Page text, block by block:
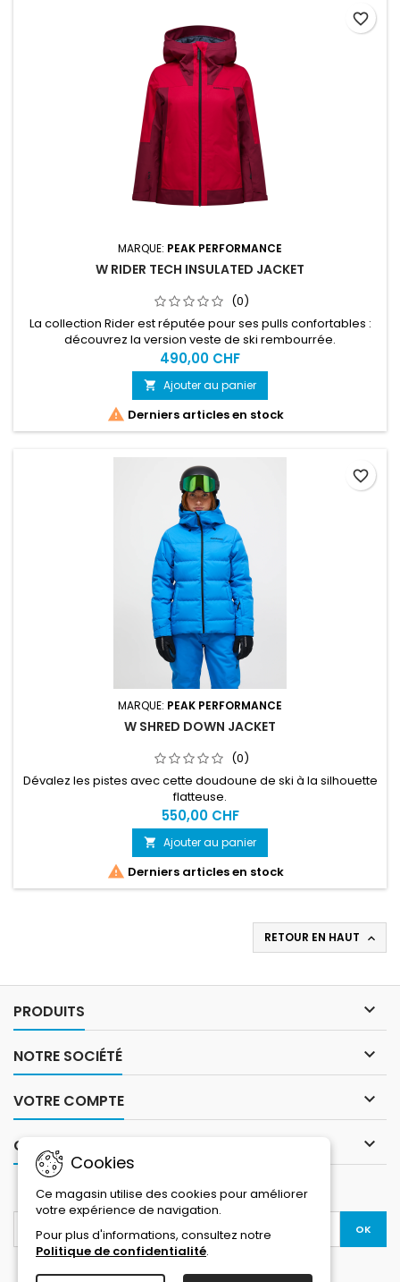
MARQUE: PEAK PERFORMANCE
W RIDER TECH INSULATED JACKET
(0)
La collection Rider est réputée pour ses pulls confortables :
découvrez la version veste de ski rembourrée.
490,00 CHF
 Ajouter au panier
 Derniers articles en stock
favorite_border
MARQUE: PEAK PERFORMANCE
W SHRED DOWN JACKET
(0)
Dévalez les pistes avec cette doudoune de ski à la silhouette
flatteuse.
550,00 CHF
 Ajouter au panier
 Derniers articles en stock
favorite_border
RETOUR EN HAUT 
PRODUITS 
NOTRE SOCIÉTÉ 
VOTRE COMPTE 
CONTACT 
Cookies
Ce magasin utilise des cookies pour améliorer
votre expérience de navigation.
Pour plus d'informations, consultez notre
Politique de confidentialité.
LETTRE D'INFORMATIONS